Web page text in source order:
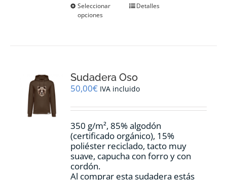
Seleccionar
opciones
Este
se
pueden
en
página
de
producto
Detalles
Sudadera Oso
50,00€ IVA incluido
350 g/m², 85% algodón
(certificado orgánico), 15%
poliéster reciclado, tacto muy
suave, capucha con forro y con
cordón.
Al comprar esta sudadera estás